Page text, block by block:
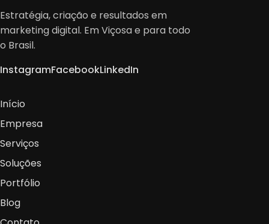
Estratégia, criação e resultados em
marketing digital. Em Viçosa e para todo
o Brasil.
InstagramFacebookLinkedIn
Início
Empresa
Serviços
Soluções
Portfólio
Blog